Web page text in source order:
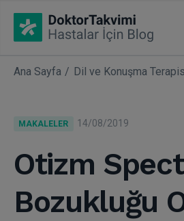
İHTISASLAR
Uzmanlıklar
Ana Sayfa Dil ve Konuşma
MAKALELER 14/08/2019
Otizm
Bozukluğu